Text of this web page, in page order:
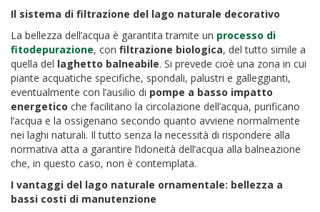
Il sistema di filtrazione del lago naturale decorativo
La bellezza dell’acqua è garantita tramite un processo di
fitodepurazione, con filtrazione biologica, del tutto simile a
quella del laghetto balneabile. Si prevede cioè una zona in cui
piante acquatiche specifiche, spondali, palustri e galleggianti,
eventualmente con l’ausilio di pompe a basso impatto
energetico che facilitano la circolazione dell’acqua, purificano
l’acqua e la ossigenano secondo quanto avviene normalmente
nei laghi naturali. Il tutto senza la necessità di rispondere alla
normativa atta a garantire l’idoneità dell’acqua alla balneazione
che, in questo caso, non è contemplata.
I vantaggi del lago naturale ornamentale: bellezza a
bassi costi di manutenzione